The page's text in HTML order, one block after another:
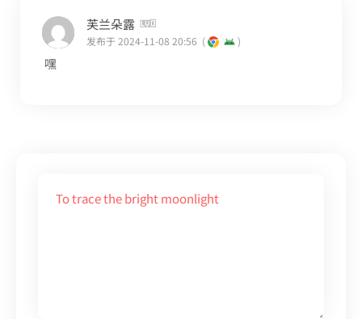
芙兰朵露
发布于 2024-11-08 20:56 ( )
嘿
To trace the bright moonlight